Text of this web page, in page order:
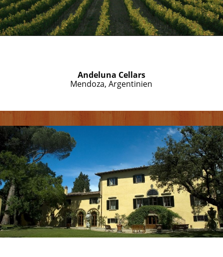
Andeluna Cellars
Mendoza, Argentinien